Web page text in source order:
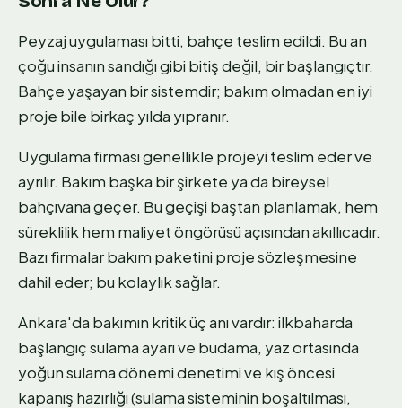
Peyzaj uygulaması bitti, bahçe teslim edildi. Bu an
çoğu insanın sandığı gibi bitiş değil, bir başlangıçtır.
Bahçe yaşayan bir sistemdir; bakım olmadan en iyi
proje bile birkaç yılda yıpranır.
Uygulama firması genellikle projeyi teslim eder ve
ayrılır. Bakım başka bir şirkete ya da bireysel
bahçıvana geçer. Bu geçişi baştan planlamak, hem
süreklilik hem maliyet öngörüsü açısından akıllıcadır.
Bazı firmalar bakım paketini proje sözleşmesine
dahil eder; bu kolaylık sağlar.
Ankara'da bakımın kritik üç anı vardır: ilkbaharda
başlangıç sulama ayarı ve budama, yaz ortasında
yoğun sulama dönemi denetimi ve kış öncesi
kapanış hazırlığı (sulama sisteminin boşaltılması,